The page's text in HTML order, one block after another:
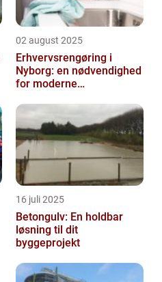
02 august 2025
Erhvervsrengøring i
Nyborg: en nødvendighed
for moderne
16 juli 2025
Betongulv: En holdbar
løsning til dit
byggeprojekt